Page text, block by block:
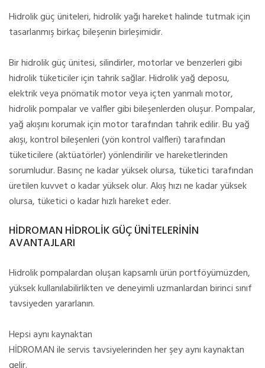
Hidrolik güç üniteleri, hidrolik yağı hareket halinde tutmak için
tasarlanmış birkaç bileşenin birleşimidir.
Bir hidrolik güç ünitesi, silindirler, motorlar ve benzerleri gibi
hidrolik tüketiciler için tahrik sağlar. Hidrolik yağ deposu,
elektrik veya pnömatik motor veya içten yanmalı motor,
hidrolik pompalar ve valfler gibi bileşenlerden oluşur. Pompalar,
yağ akışını korumak için motor tarafından tahrik edilir. Bu yağ
akışı, kontrol bileşenleri (yön kontrol valfleri) tarafından
tüketicilere (aktüatörler) yönlendirilir ve hareketlerinden
sorumludur. Basınç ne kadar yüksek olursa, tüketici tarafından
üretilen kuvvet o kadar yüksek olur. Akış hızı ne kadar yüksek
olursa, tüketici o kadar hızlı hareket eder.
HİDROMAN HİDROLİK GÜÇ ÜNİTELERİNİN
AVANTAJLARI
Hidrolik pompalardan oluşan kapsamlı ürün portföyümüzden,
yüksek kullanılabilirlikten ve deneyimli uzmanlardan birinci sınıf
tavsiyeden yararlanın.
Hepsi aynı kaynaktan
HİDROMAN ile servis tavsiyelerinden her şey aynı kaynaktan